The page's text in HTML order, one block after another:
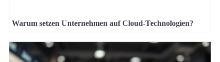
Warum setzen Unternehmen auf Cloud-Technologien?